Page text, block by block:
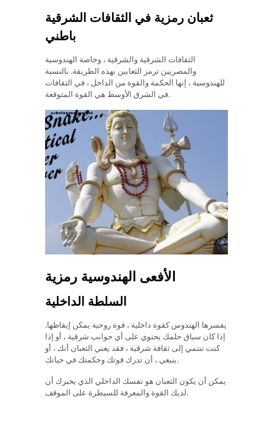
ثعبان رمزية في الثقافات الشرقية
باطني
الثقافات الشرقية والشرقية ، وخاصة الهندوسية
والمصريين ترمز الثعابين بهذه الطريقة. بالنسبة
للهندوسية ، إنها الحكمة والقوة من الداخل ، في الثقافات
في الشرق الأوسط هي القوة المتوقعة.
الأفعى الهندوسية رمزية
السلطة الداخلية
يفسرها الهندوس كقوة داخلية ، قوة روحية يمكن إيقاظها.
إذا كان سياق حلمك يحتوي على أي جوانب شرقية ، أو إذا
كنت تنتمي إلى ثقافة شرقية ، فقد يعني الثعبان أنك ، أو
ينبغي ، أن تدرك قوتك وحكمتك في حياتك.
يمكن أن يكون الثعبان هو نفسك الداخلي الذي يخبرك أن
لديك القوة والمعرفة للسيطرة على الموقف.